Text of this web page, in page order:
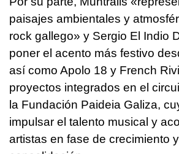
paisajes ambientales y
rock gallego» y Sergio El Indio
poner el acento más festivo
así como Apolo 18 y French
proyectos integrados en el
la Fundación Paideia Galiza,
impulsar el talento musical y
artistas en fase de crecimiento y